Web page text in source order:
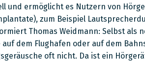
und ermöglicht es Nutzern von
zum Beispiel
Thomas Weidmann: Selbst
auf dem Flughafen oder auf dem
oft nicht. Da ist ein